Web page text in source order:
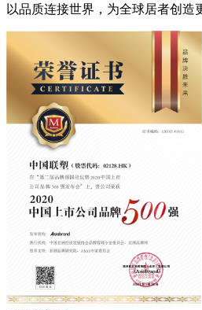
以品质连接世界，为全球居者创造